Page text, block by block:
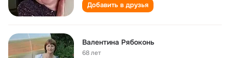
Добавить в друзья
Валентина Рябоконь
68 лет